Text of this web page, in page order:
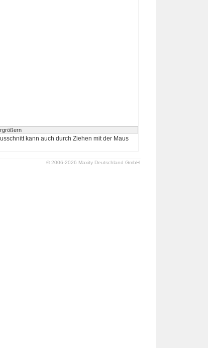
kann auch durch Ziehen mit der Maus
© 2006-2026 Maxity Deutschland GmbH